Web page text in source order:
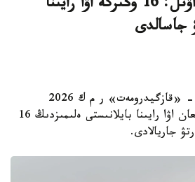
نوسەر، بۇرشاق، داۋىل: 16 وڭىرگە اۋا رايىنا
جاسالدى
استانا. KAZINFORM - «قازگيدرومەت» ر م ك 2026
-جىلعى 6-تامىزعا ارنالعان اۋا رايىنا بايلانىستى ەلىمىزدىڭ 16
جاريالادى.